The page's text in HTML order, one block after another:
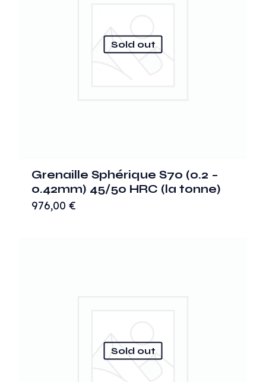
Sold out
Grenaille Sphérique S70 (0.2 –
0.42mm) 45/50 HRC (la tonne)
976,00 €
Sold out